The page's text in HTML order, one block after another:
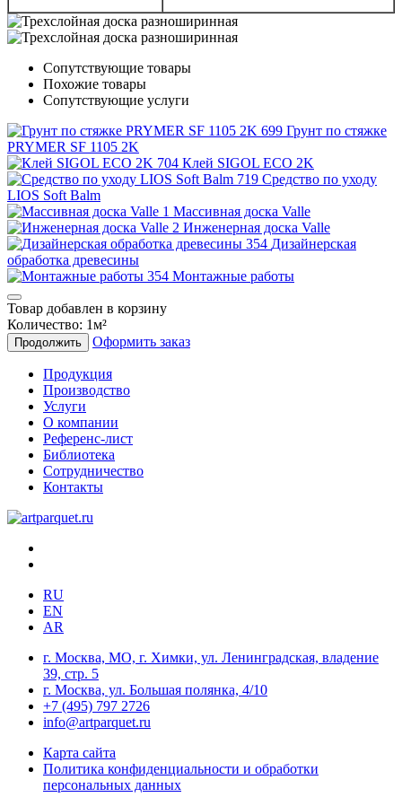
Сопутствующие товары
Похожие товары
Сопутствующие услуги
Грунт по стяжке
PRYMER SF 1105 2K
Клей SIGOL ECO 2K
Средство по уходу
LIOS Soft Balm
Массивная доска Valle
Инженерная доска Valle
Дизайнерская
обработка древесины
Монтажные работы
Товар добавлен в корзину
Количество: 1м²
Продолжить Оформить заказ
Продукция
Производство
Услуги
О компании
Референс-лист
Библиотека
Сотрудничество
Контакты
RU
EN
AR
г. Москва, МО, г. Химки, ул. Ленинградская, владение
39, стр. 5
г. Москва, ул. Большая полянка, 4/10
+7 (495) 797 2726
info@artparquet.ru
Карта сайта
Политика конфиденциальности и обработки
персональных данных